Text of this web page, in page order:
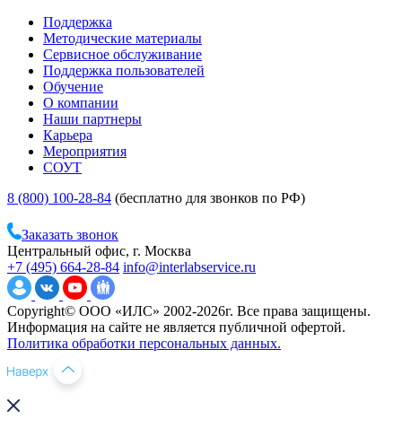
Поддержка
Методические материалы
Сервисное обслуживание
Поддержка пользователей
Обучение
О компании
Наши партнеры
Карьера
Мероприятия
СОУТ
8 (800) 100-28-84 (бесплатно для звонков по РФ)
Заказать звонок
Центральный офис, г. Москва
+7 (495) 664-28-84 info@interlabservice.ru
Copyright© ООО «ИЛС» 2002-2026г. Все права защищены.
Информация на сайте не является публичной офертой.
Политика обработки персональных данных.